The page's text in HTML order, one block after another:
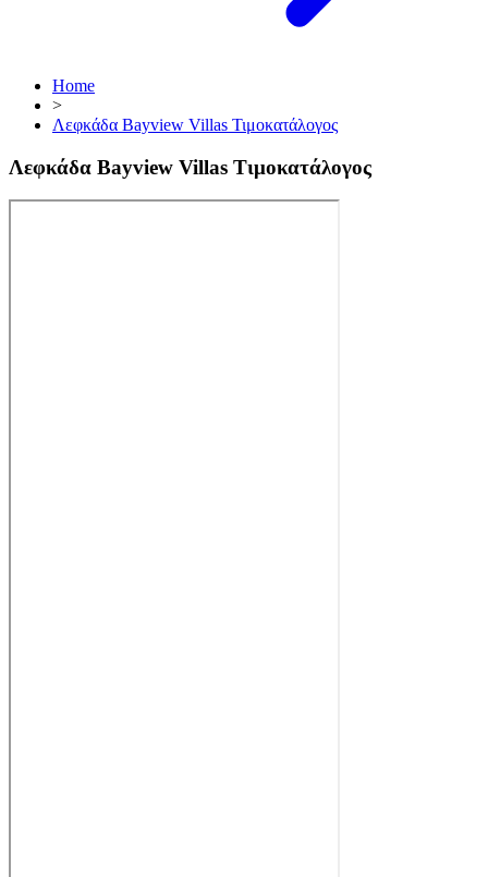
Home
>
Λεφκάδα Bayview Villas Τιμοκατάλογος
Λεφκάδα Bayview Villas Τιμοκατάλογος